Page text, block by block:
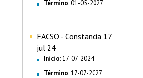
Término: 01-05-2027
FACSO - Constancia 17
jul 24
Inicio: 17-07-2024
Término: 17-07-2027